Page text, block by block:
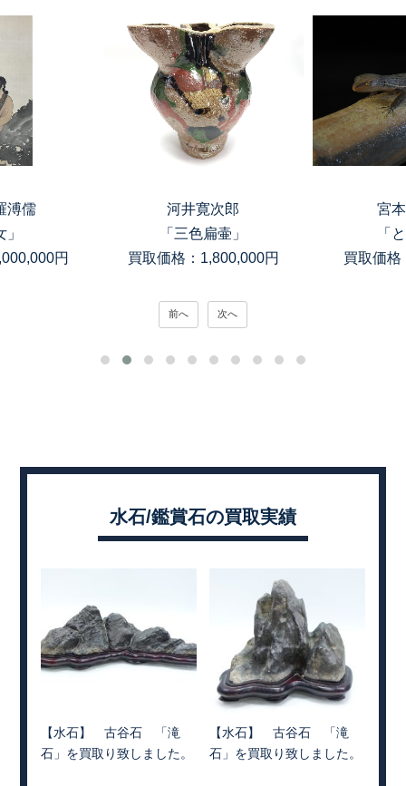
郎
壷」
円
宮本理三郎
「とかげ」
買取価格：150,000円
高
「銀滴岩
買取価
前へ 次へ
水石/鑑賞石の買取実績
【水石】 古谷石 「滝
石」を買取り致しました。
【水石】 古谷石 「滝
石」を買取り致しました。